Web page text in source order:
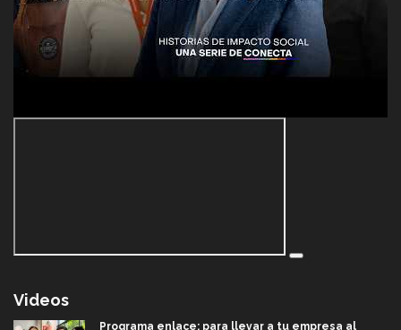
Videos
Programa enlace: para llevar a tu empresa al